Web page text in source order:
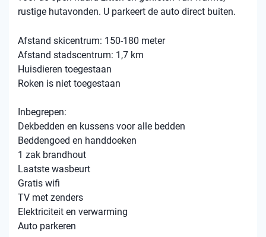
rustige hutavonden. U parkeert de auto direct buiten.
Afstand skicentrum: 150-180 meter
Afstand stadscentrum: 1,7 km
Huisdieren toegestaan
Roken is niet toegestaan
Inbegrepen:
Dekbedden en kussens voor alle bedden
Beddengoed en handdoeken
1 zak brandhout
Laatste wasbeurt
Gratis wifi
TV met zenders
Elektriciteit en verwarming
Auto parkeren